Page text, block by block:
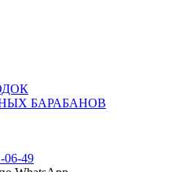
БАРАБАНОВ
06-49